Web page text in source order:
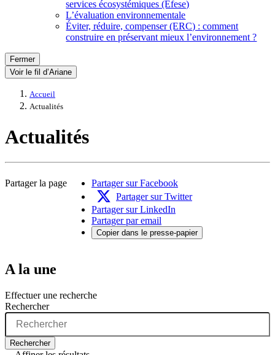
services écosystémiques (Efese)
L’évaluation environnementale
Éviter, réduire, compenser (ERC) : comment
construire en préservant mieux l’environnement ?
Fermer
Voir le fil d’Ariane
Accueil
Actualités
Actualités
Partager la page
Partager sur Facebook
Partager sur Twitter
Partager sur LinkedIn
Partager par email
Copier dans le presse-papier
A la une
Effectuer une recherche
Rechercher
Rechercher